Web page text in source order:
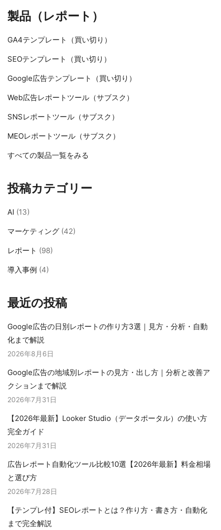
製品（レポート）
GA4テンプレート（買い切り）
SEOテンプレート（買い切り）
Google広告テンプレート（買い切り）
Web広告レポートツール（サブスク）
SNSレポートツール（サブスク）
MEOレポートツール（サブスク）
すべての製品一覧をみる
投稿カテゴリー
AI (13)
マーケティング (42)
レポート (98)
導入事例 (4)
最近の投稿
Google広告の日別レポートの作り方3選｜見方・分析・自動
化まで解説
2026年8月6日
Google広告の地域別レポートの見方・出し方｜分析と改善ア
クションまで解説
2026年7月31日
【2026年最新】Looker Studio（データポータル）の使い方
完全ガイド
2026年7月31日
広告レポート自動化ツール比較10選【2026年最新】料金相場
と選び方
2026年7月28日
【テンプレ付】SEOレポートとは？作り方・書き方・自動化
まで完全解説